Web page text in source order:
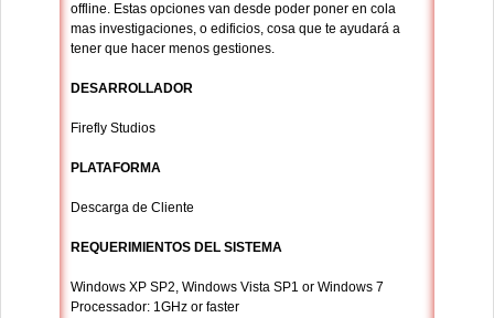
offline. Estas opciones van desde poder poner en cola
mas investigaciones, o edificios, cosa que te ayudará a
tener que hacer menos gestiones.
DESARROLLADOR
Firefly Studios
PLATAFORMA
Descarga de Cliente
REQUERIMIENTOS DEL SISTEMA
Windows XP SP2, Windows Vista SP1 or Windows 7
Processador: 1GHz or faster